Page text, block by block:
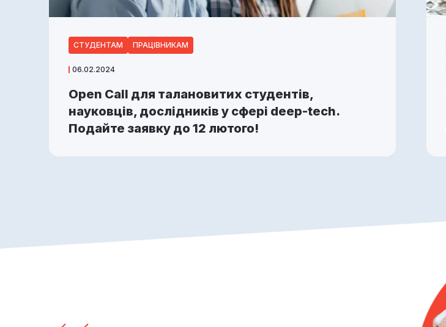
СТУДЕНТАМ ПРАЦІВНИКАМ
06.02.2024
Open Call для талановитих студентів,
науковців, дослідників у сфері deep-tech.
Подайте заявку до 12 лютого!